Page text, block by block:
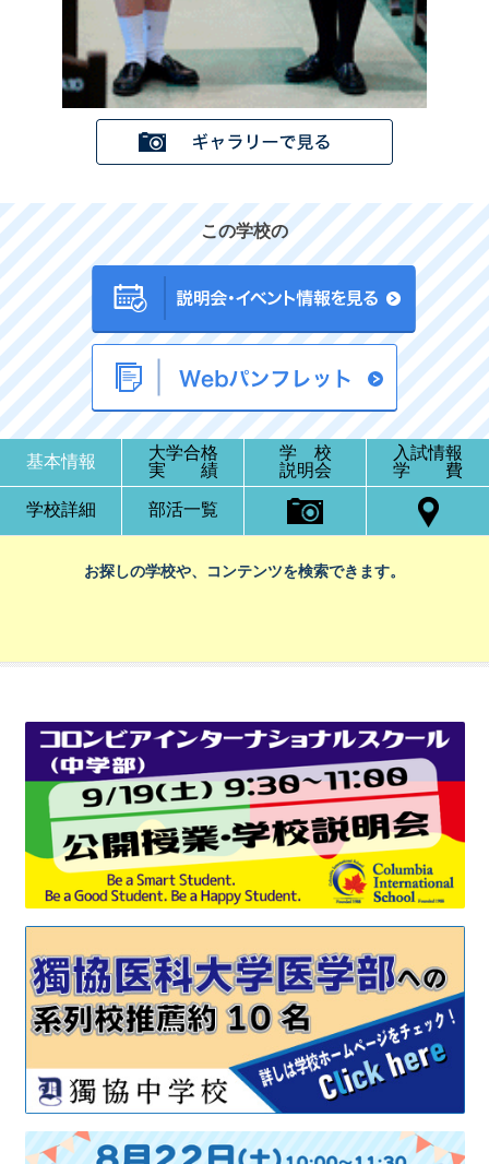
この学校の
基本情報
大学合格
実 績
学 校
説明会
入試情報
学 費
学校詳細 部活一覧
お探しの学校や、コンテンツを検索できます。